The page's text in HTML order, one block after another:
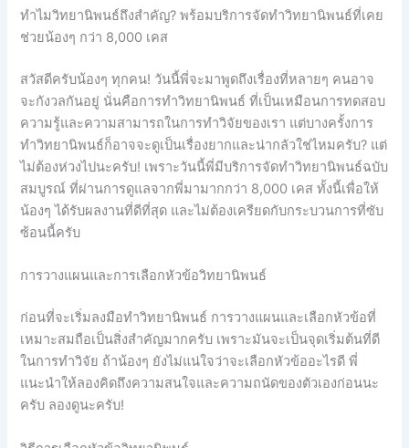
ทำไมวิทยานิพนธ์ถึงสำคัญ? พร้อมบริการจัดทำวิทยานิพนธ์ที่เคย
ช่วยน้องๆ กว่า 8,000 เคส
สวัสดีครับน้องๆ ทุกคน! วันนี้พี่จะมาพูดถึงเรื่องที่หลายๆ คนอาจ
จะกังวลกันอยู่ นั่นคือการทำวิทยานิพนธ์ ที่เป็นเหมือนการทดสอบ
ความรู้และความสามารถในการทำวิจัยของเรา แต่บางครั้งการ
ทำวิทยานิพนธ์ก็อาจจะดูเป็นเรื่องยากและน่ากลัวใช่ไหมครับ? แต่
ไม่ต้องห่วงไปนะครับ! เพราะวันนี้พี่มีบริการจัดทำวิทยานิพนธ์ฉบับ
สมบูรณ์ ที่ผ่านการดูแลจากพี่มามากกว่า 8,000 เคส ทั้งนี้เพื่อให้
น้องๆ ได้รับผลงานที่ดีที่สุด และไม่ต้องเครียดกับกระบวนการที่ซับ
ซ้อนนี้ครับ
การวางแผนและการเลือกหัวข้อวิทยานิพนธ์
ก่อนที่จะเริ่มลงมือทำวิทยานิพนธ์ การวางแผนและเลือกหัวข้อที่
เหมาะสมถือเป็นสิ่งสำคัญมากครับ เพราะมันจะเป็นจุดเริ่มต้นที่ดี
ในการทำวิจัย ถ้าน้องๆ ยังไม่แน่ใจว่าจะเลือกหัวข้ออะไรดี พี่
แนะนำให้ลองคิดถึงความสนใจและความถนัดของตัวเองก่อนนะ
ครับ ลองดูนะครับ!